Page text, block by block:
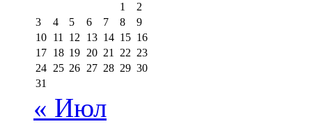
1
2
3
4 5 6 7 8
9
10 11 12 13 14 15 16
17 18 19 20 21 22 23
24 25 26 27 28 29 30
31
« Июл